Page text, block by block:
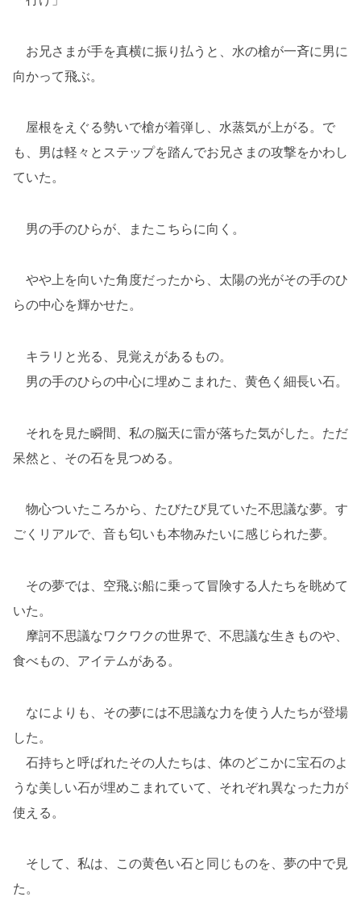
お兄さまが手を真横に振り払うと、水の槍が一斉に男に
向かって飛ぶ。
屋根をえぐる勢いで槍が着弾し、水蒸気が上がる。で
も、男は軽々とステップを踏んでお兄さまの攻撃をかわし
ていた。
男の手のひらが、またこちらに向く。
やや上を向いた角度だったから、太陽の光がその手のひ
らの中心を輝かせた。
キラリと光る、見覚えがあるもの。
男の手のひらの中心に埋めこまれた、黄色く細長い石。
それを見た瞬間、私の脳天に雷が落ちた気がした。ただ
呆然と、その石を見つめる。
物心ついたころから、たびたび見ていた不思議な夢。す
ごくリアルで、音も匂いも本物みたいに感じられた夢。
その夢では、空飛ぶ船に乗って冒険する人たちを眺めて
いた。
摩訶不思議なワクワクの世界で、不思議な生きものや、
食べもの、アイテムがある。
なによりも、その夢には不思議な力を使う人たちが登場
した。
石持ちと呼ばれたその人たちは、体のどこかに宝石のよ
うな美しい石が埋めこまれていて、それぞれ異なった力が
使える。
そして、私は、この黄色い石と同じものを、夢の中で見
た。